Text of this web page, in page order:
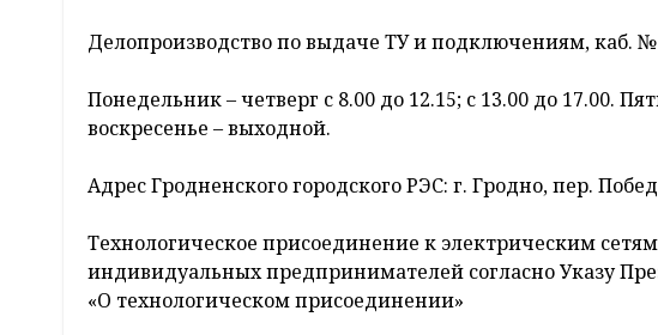
Делопроизводство по выдаче ТУ и подключениям, каб. №
Понедельник – четверг с 8.00 до 12.15; с 13.00 до 17.00.
воскресенье – выходной.
Адрес Гродненского городского РЭС: г. Гродно, пер.
Технологическое присоединение к электрическим
индивидуальных предпринимателей согласно Указу
«О технологическом присоединении»